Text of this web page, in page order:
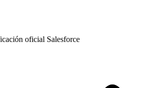
oficial Salesforce